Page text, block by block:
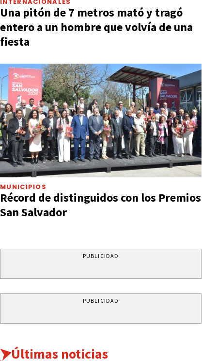
Una pitón de 7 metros mató y tragó
entero a un hombre que volvía de una
fiesta
MUNICIPIOS
Récord de distinguidos con los Premios
San Salvador
PUBLICIDAD
PUBLICIDAD
Últimas noticias